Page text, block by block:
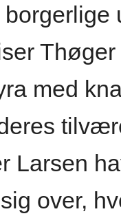
borgerlige
med
Larsen
over,